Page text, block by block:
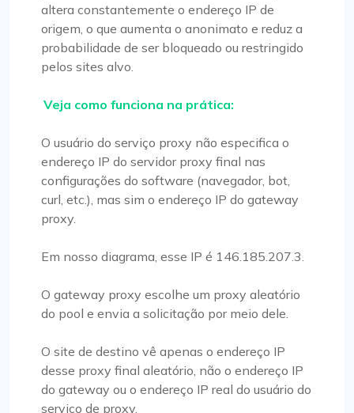
altera constantemente o endereço IP de
origem, o que aumenta o anonimato e reduz a
probabilidade de ser bloqueado ou restringido
pelos sites alvo.
Veja como funciona na prática:
O usuário do serviço proxy não especifica o
endereço IP do servidor proxy final nas
configurações do software (navegador, bot,
curl, etc.), mas sim o endereço IP do gateway
proxy.
Em nosso diagrama, esse IP é 146.185.207.3.
O gateway proxy escolhe um proxy aleatório
do pool e envia a solicitação por meio dele.
O site de destino vê apenas o endereço IP
desse proxy final aleatório, não o endereço IP
do gateway ou o endereço IP real do usuário do
serviço de proxy.